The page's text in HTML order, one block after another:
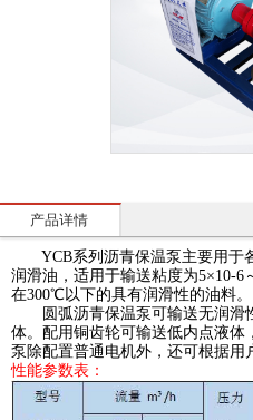
产品详情
YCB系列沥青保温泵主要用于
润滑油，适用于输送粘度为5×10-6
在300℃以下的具有润滑性的油料。
圆弧沥青保温泵可输送无润滑
体。配用铜齿轮可输送低内点液体
泵除配置普通电机外，还可根据用
性能参数表：